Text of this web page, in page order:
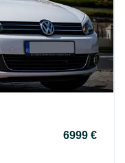
6999 €